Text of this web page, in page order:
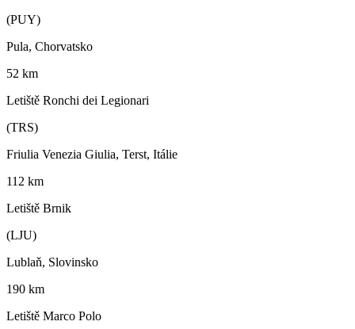
(PUY)
Pula, Chorvatsko
52 km
Letiště Ronchi dei Legionari
(TRS)
Friulia Venezia Giulia, Terst, Itálie
112 km
Letiště Brnik
(LJU)
Lublaň, Slovinsko
190 km
Letiště Marco Polo